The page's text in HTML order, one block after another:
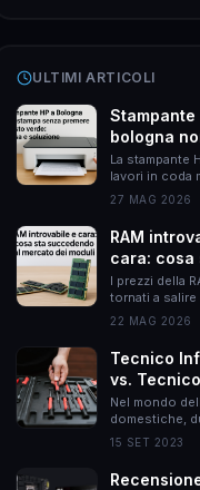
ULTIMI ARTICOLI
Stampante
bologna
senza
tasto
soluzione
La stampante
lavori in coda
esegue finché
quasi sempre
Ecco come
27 MAG 2026
RAM
cara: cosa
mercato
I prezzi della
tornati a salire
disponibilità si
muoversi per
il doppio.
22 MAG 2026
Tecnico
vs. Tecnico
Differenze
nel Mondo
Nel mondo
domestiche,
professionali
campo: il
informatico e
15 SET 2023